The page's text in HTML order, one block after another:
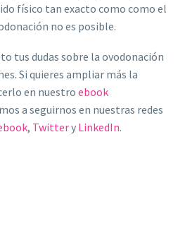
físico tan exacto como como el
no es posible.
tus dudas sobre la ovodonación
Si quieres ampliar más la
en nuestro ebook
a seguirnos en nuestras redes
, Twittery LinkedIn.